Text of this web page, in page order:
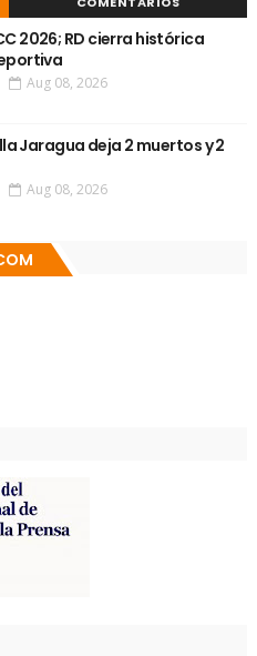
2026; RD cierra histórica
Aug 08, 2026
Jaragua deja 2 muertos y 2
Aug 08, 2026